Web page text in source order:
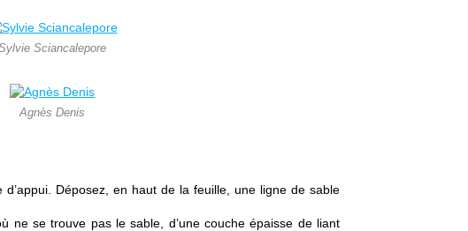
Sciancalepore
Agnès Denis
Déposez, en haut de la feuille, une ligne de sable
ne se trouve pas le sable, d’une couche épaisse de liant